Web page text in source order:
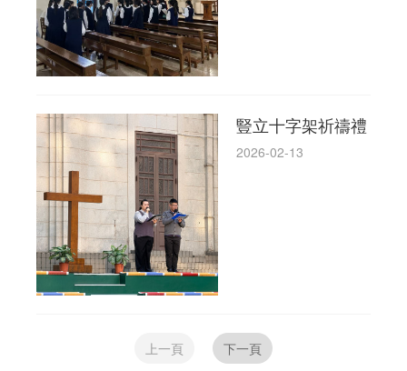
豎立十字架祈禱禮
2026-02-13
上一頁
下一頁